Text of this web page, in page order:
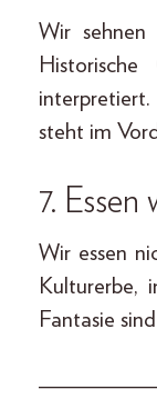
Wir
steht im
7.
Wir essen
Kulturerbe,
Fantasie